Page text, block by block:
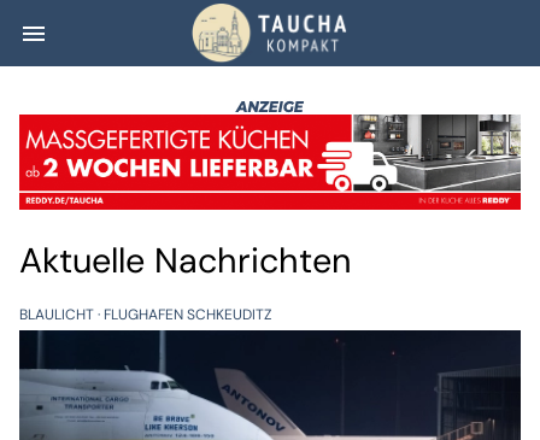
menu Taucha kompakt
Aktuelle Nachrichten
BLAULICHT FLUGHAFEN SCHKEUDITZ